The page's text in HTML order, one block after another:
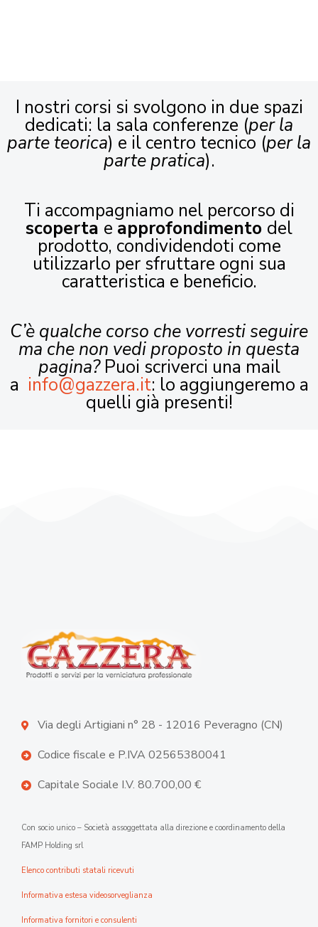
I nostri corsi si svolgono in due spazi
dedicati: la sala conferenze (per la
parte teorica) e il centro tecnico (per la
parte pratica).
Ti accompagniamo nel percorso di
scoperta e approfondimento del
prodotto, condividendoti come
utilizzarlo per sfruttare ogni sua
caratteristica e beneficio.
C’è qualche corso che vorresti seguire
ma che non vedi proposto in questa
pagina?Puoi scriverci una mail
a info@gazzera.it: lo aggiungeremo a
quelli già presenti!
Via degli Artigiani n° 28 - 12016 Peveragno (CN)
Codice fiscale e P.IVA 02565380041
Capitale Sociale I.V. 80.700,00 €
Con socio unico – Società assoggettata alla direzione e coordinamento della
FAMP Holding srl
Elenco contributi statali ricevuti
Informativa estesa videosorveglianza
Informativa fornitori e consulenti